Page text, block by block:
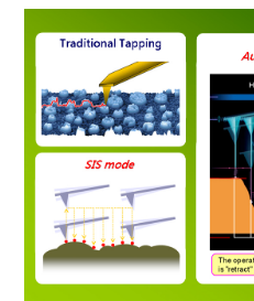
[原廠公告] Hitachi ...
AFM5000 II 軟體最新...
[原廠公告] E-sweep ...
本公司將於1月25日至1月27...